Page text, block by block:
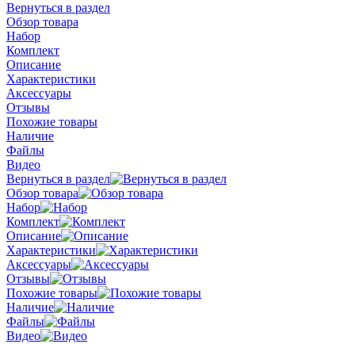
Вернуться в раздел
Обзор товара
Набор
Комплект
Описание
Характеристики
Аксессуары
Отзывы
Похожие товары
Наличие
Файлы
Видео
Вернуться в раздел
Обзор товара
Набор
Комплект
Описание
Характеристики
Аксессуары
Отзывы
Похожие товары
Наличие
Файлы
Видео